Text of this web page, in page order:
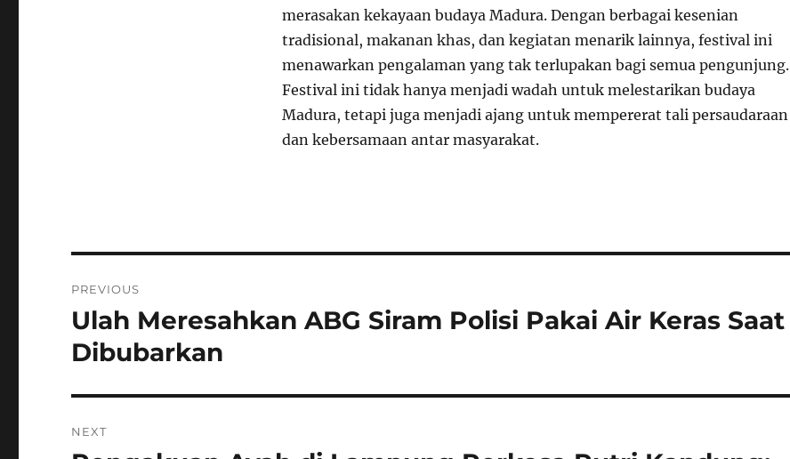
merasakan kekayaan budaya Madura. Dengan berbagai kesenian
tradisional, makanan khas, dan kegiatan menarik lainnya, festival ini
menawarkan pengalaman yang tak terlupakan bagi semua pengunjung.
Festival ini tidak hanya menjadi wadah untuk melestarikan budaya
Madura, tetapi juga menjadi ajang untuk mempererat tali persaudaraan
dan kebersamaan antar masyarakat.
pos
PREVIOUS
Previous
post:
Ulah Meresahkan ABG Siram Polisi Pakai Air Keras Saat
Dibubarkan
NEXT